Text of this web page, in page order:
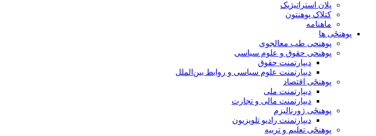
پلان استراتیژیک
کتلاک پوهنتون
ماهنامه
پوهنځی ها
پوهنحی طب معالجوی
پوهنحی حقوق و علوم سیاسی
دیپارتمنت حقوق
دیپارتمنت علوم سیاسی و روابط بین‌الملل
پوهنځی اقتصاد
دیپارتمنت ملی
دیپارتمنت مالی و تجارت
پوهنځی ژورنالیزم
دیپارتمنت رادیو تلویزیون
پوهنځی تعلیم و تربیه